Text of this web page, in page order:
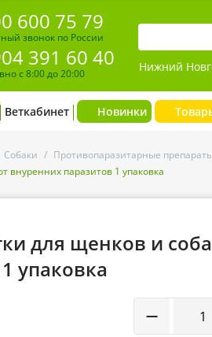
600 75 79
звонок по России
391 60 40
с 8:00 до 20:00 Нижний
Веткабинет Новинки
Собаки / Противопаразитарные препараты
внуренних паразитов 1 упаковка
для щенков и
упаковка
−